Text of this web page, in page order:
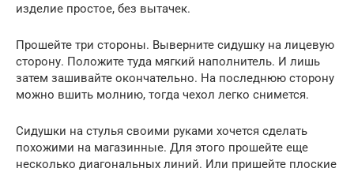
изделие простое, без вытачек.
Прошейте три стороны. Выверните сидушку на лицевую
сторону. Положите туда мягкий наполнитель. И лишь
затем зашивайте окончательно. На последнюю сторону
можно вшить молнию, тогда чехол легко снимется.
Сидушки на стулья своими руками хочется сделать
похожими на магазинные. Для этого прошейте еще
несколько диагональных линий. Или пришейте плоские